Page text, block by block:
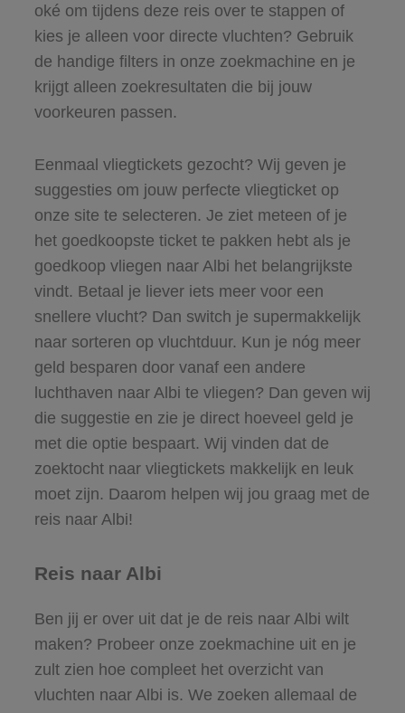
oké om tijdens deze reis over te stappen of
kies je alleen voor directe vluchten? Gebruik
de handige filters in onze zoekmachine en je
krijgt alleen zoekresultaten die bij jouw
voorkeuren passen.
Eenmaal vliegtickets gezocht? Wij geven je
suggesties om jouw perfecte vliegticket op
onze site te selecteren. Je ziet meteen of je
het goedkoopste ticket te pakken hebt als je
goedkoop vliegen naar Albi het belangrijkste
vindt. Betaal je liever iets meer voor een
snellere vlucht? Dan switch je supermakkelijk
naar sorteren op vluchtduur. Kun je nóg meer
geld besparen door vanaf een andere
luchthaven naar Albi te vliegen? Dan geven wij
die suggestie en zie je direct hoeveel geld je
met die optie bespaart. Wij vinden dat de
zoektocht naar vliegtickets makkelijk en leuk
moet zijn. Daarom helpen wij jou graag met de
reis naar Albi!
Reis naar Albi
Ben jij er over uit dat je de reis naar Albi wilt
maken? Probeer onze zoekmachine uit en je
zult zien hoe compleet het overzicht van
vluchten naar Albi is. We zoeken allemaal de